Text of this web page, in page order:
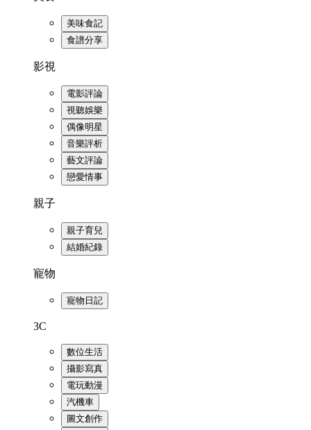
美味食記
食譜分享
影視
電影評論
視聽娛樂
偶像明星
音樂評析
藝文評論
戀愛情事
親子
親子育兒
結婚紀錄
寵物
寵物日記
3C
數位生活
攝影寫真
電玩動漫
汽機車
圖文創作